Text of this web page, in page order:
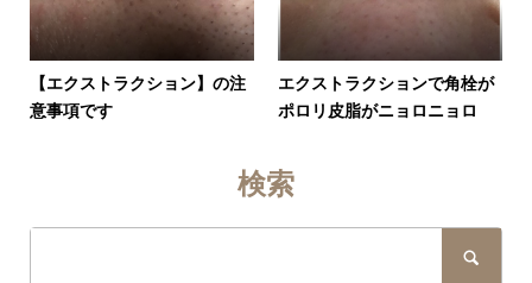
【エクストラクション】の注
意事項です
エクストラクションで角栓が
ポロリ皮脂がニョロニョロ
検索